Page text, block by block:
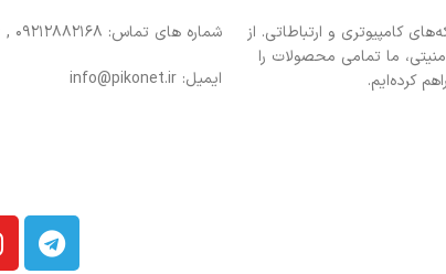
کامپیوتری و ارتباطاتی. از
ما تمامی محصولات را
کرده‌ایم.
شماره های تماس: 09212882168 , 09352266546
ایمیل: info@pikonet.ir